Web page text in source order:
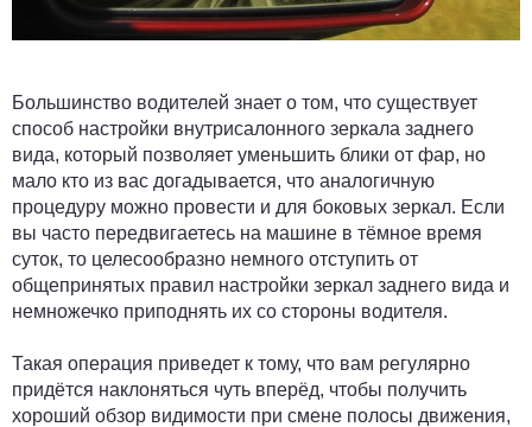
Большинство водителей знает о том, что существует
способ настройки внутрисалонного зеркала заднего
вида, который позволяет уменьшить блики от фар, но
мало кто из вас догадывается, что аналогичную
процедуру можно провести и для боковых зеркал. Если
вы часто передвигаетесь на машине в тёмное время
суток, то целесообразно немного отступить от
общепринятых правил настройки зеркал заднего вида и
немножечко приподнять их со стороны водителя.
Такая операция приведет к тому, что вам регулярно
придётся наклоняться чуть вперёд, чтобы получить
хороший обзор видимости при смене полосы движения,